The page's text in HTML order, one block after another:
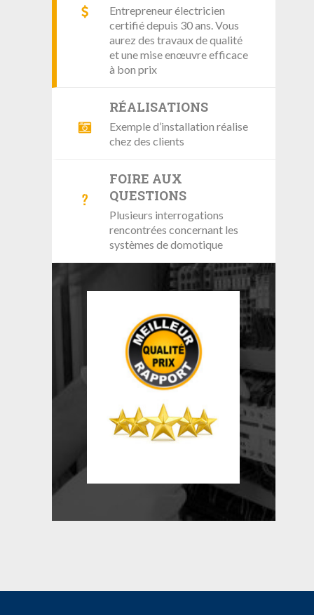
Entrepreneur électricien
certifié depuis 30 ans. Vous
aurez des travaux de qualité
et une mise enœuvre efficace
à bon prix
RÉALISATIONS
Exemple d’installation réalise
chez des clients
FOIRE AUX
QUESTIONS
Plusieurs interrogations
rencontrées concernant les
systèmes de domotique